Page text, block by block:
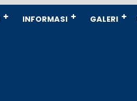
INFORMASI GALERI